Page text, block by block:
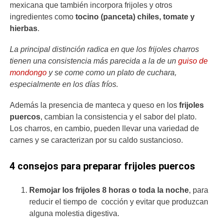
mexicana que también incorpora frijoles y otros
ingredientes como tocino (panceta) chiles, tomate y
hierbas.
La principal distinción radica en que los frijoles charros
tienen una consistencia más parecida a la de un guiso de
mondongo y se come como un plato de cuchara,
especialmente en los días fríos.
Además la presencia de manteca y queso en los frijoles
puercos, cambian la consistencia y el sabor del plato.
Los charros, en cambio, pueden llevar una variedad de
carnes y se caracterizan por su caldo sustancioso.
4 consejos para preparar frijoles puercos
Remojar los frijoles 8 horas o toda la noche, para
reducir el tiempo de cocción y evitar que produzcan
alguna molestia digestiva.